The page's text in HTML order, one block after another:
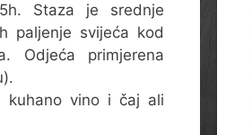
Staza je srednje
paljenje svijeća kod
Odjeća primjerena
kuhano vino i čaj ali